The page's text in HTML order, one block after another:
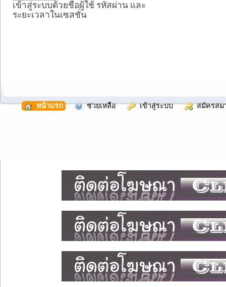
เข้าสู่ระบบด้วยชื่อผู้ใช้ รหัสผ่าน และ
ระยะเวลาในเซสชั่น
หน้าแรก ช่วยเหลือ เข้าสู่ระบบ สมัครสม